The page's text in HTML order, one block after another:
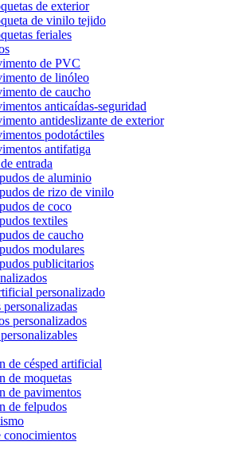
de exterior
de vinilo tejido
feriales
de PVC
de linóleo
de caucho
anticaídas-seguridad
antideslizante de exterior
podotáctiles
antifatiga
entrada
de aluminio
de rizo de vinilo
de coco
textiles
de caucho
modulares
publicitarios
personalizado
personalizados
de césped artificial
de moquetas
de pavimentos
de felpudos
conocimientos